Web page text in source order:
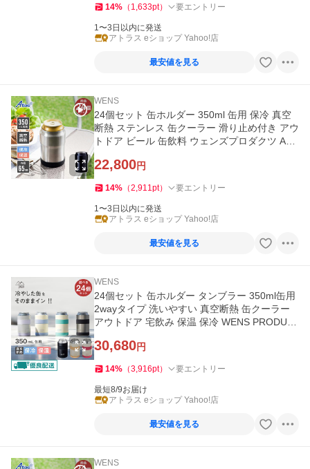
14% （ 1,633pt） 要エントリー
1〜3日以内に発送
アトラス eショップ Yahoo!店
最安値を見る
WENS
24個セット 缶ホルダー 350ml 缶用 保冷 真空
断熱 ステンレス 缶クーラー 滑り止め付き アウ
トドア ビール 缶飲料 ウェンズプロダクツ AW
22,800円
14% （2,911pt） 要エントリー
1〜3日以内に発送
アトラス eショップ Yahoo!店
最安値を見る
WENS
24個セット 缶ホルダー タンブラー 350ml缶用
2wayタイプ 洗いやすい 真空断熱 缶クーラー
アウトドア 宅飲み 保温 保冷 WENS PRODUC
30,680円
14% （3,916pt） 要エントリー
最短8/9お届け
アトラス eショップ Yahoo!店
最安値を見る
WENS